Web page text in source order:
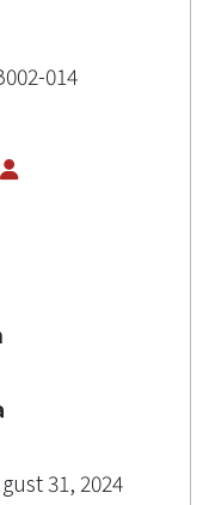
014
31, 2024